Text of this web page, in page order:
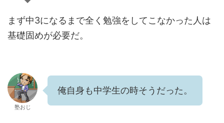
まず中3になるまで全く勉強をしてこなかった人は
基礎固めが必要だ。
塾おじ
俺自身も中学生の時そうだった。